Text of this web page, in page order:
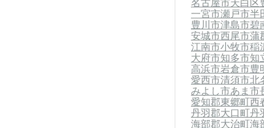
一宮市瀬戸市半
豊川市津島市碧
安城市西尾市蒲
江南市小牧市稲
大府市知多市知
高浜市岩倉市豊
愛西市清須市北
みよし市あま市
愛知郡東郷町西
丹羽郡大口町丹
海部郡大治町海